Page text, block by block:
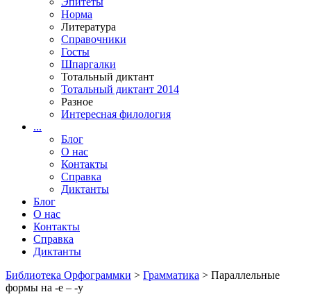
Норма
Литература
Справочники
Госты
Шпаргалки
Тотальный диктант
Тотальный диктант 2014
Разное
Интересная филология
...
Блог
О нас
Контакты
Справка
Диктанты
Блог
О нас
Контакты
Справка
Диктанты
Библиотека Орфограммки > Грамматика > Параллельные
формы на -е – -у